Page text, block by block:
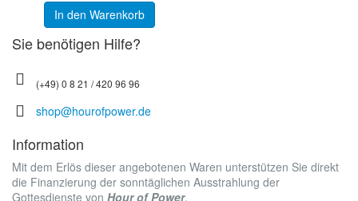
In den Warenkorb
Sie benötigen Hilfe?
(+49) 0 8 21 / 420 96 96
shop@hourofpower.de
Information
Mit dem Erlös dieser angebotenen Waren unterstützen Sie direkt
die Finanzierung der sonntäglichen Ausstrahlung der
Gottesdienste von Hour of Power.